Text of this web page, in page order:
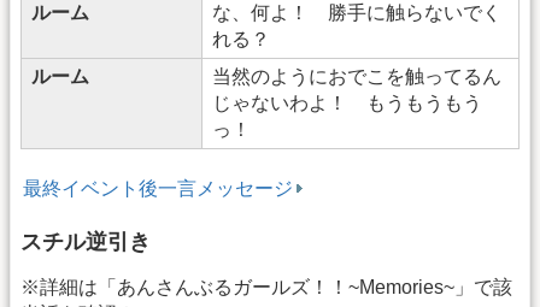
ルーム
な、何よ！ 勝手に触らないでく
れる？
ルーム
当然のようにおでこを触ってるん
じゃないわよ！ もうもうもう
っ！
最終イベント後一言メッセージ
スチル逆引き
※詳細は「あんさんぶるガールズ！！~Memories~」で該